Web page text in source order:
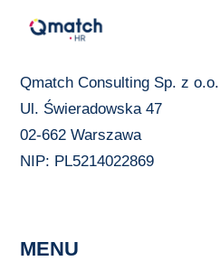
Qmatch Consulting Sp. z o.o.
Ul. Świeradowska 47
02-662 Warszawa
NIP: PL5214022869
MENU